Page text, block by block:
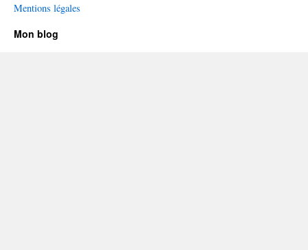
Mentions légales
Mon blog